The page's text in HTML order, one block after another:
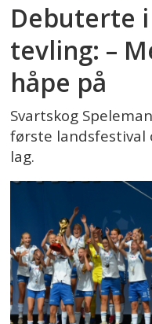
Debuterte
tevling: –
håpe på
Svartskog
første landsfestival
lag.